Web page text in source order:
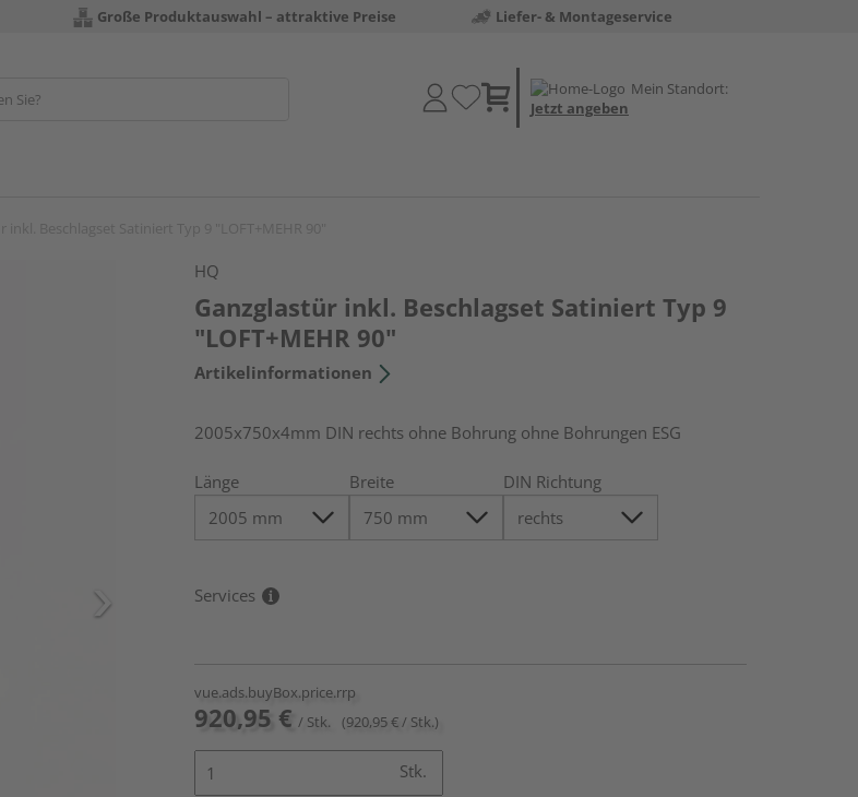
Große Produktauswahl – attraktive Preise Liefer- & Montageservice
Mein Standort:
Jetzt angeben
HQ
Ganzglastür inkl. Beschlagset Satiniert Typ 9
"LOFT+MEHR 90"
Artikelinformationen
2005x750x4mm DIN rechts ohne Bohrung ohne Bohrungen ESG
Länge Breite DIN Richtung
Services
vue.ads.buyBox.price.rrp
920,95 € / Stk. (920,95 € / Stk.)
Stk.